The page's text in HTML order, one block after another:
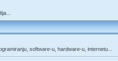
software-u, hardware-u, internetu...